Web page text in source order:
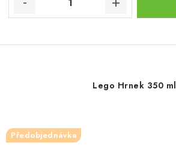
Lego Hrnek 350 ml
Předobjednávka